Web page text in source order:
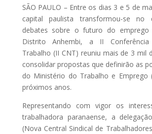
SÃO PAULO – Entre os dias 3 e 5 de
capital paulista transformou-se no
debates sobre o futuro do
Distrito Anhembi, a II
Trabalho (II CNT) reuniu mais de 3 mil
consolidar propostas que definirão as
do Ministério do Trabalho e Emprego
próximos anos.
Representando com vigor os
trabalhadora paranaense, a
(Nova Central Sindical de